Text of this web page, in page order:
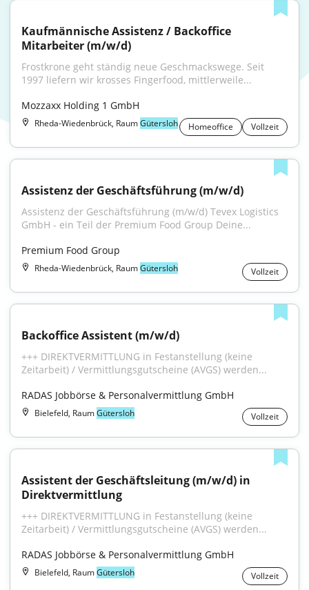
Kaufmännische Assistenz / Backoffice
Mitarbeiter (m/w/d)
Frostkrone geht ständig neue Geschmackswege. Seit
1997 liefern wir krosses Fingerfood, mittlerweile...
Mozzaxx Holding 1 GmbH
Rheda-Wiedenbrück, RaumGütersloh Homeoffice Vollzeit
Assistenz der Geschäftsführung (m/w/d)
Assistenz der Geschäftsführung (m/w/d) Tevex Logistics
GmbH - ein Teil der Premium Food Group Deine...
Premium Food Group
Rheda-Wiedenbrück, RaumGütersloh Vollzeit
Backoffice Assistent (m/w/d)
+++ DIREKTVERMITTLUNG in Festanstellung (keine
Zeitarbeit) / Vermittlungsgutscheine (AVGS) werden...
RADAS Jobbörse & Personalvermittlung GmbH
Bielefeld, RaumGütersloh Vollzeit
Assistent der Geschäftsleitung (m/w/d) in
Direktvermittlung
+++ DIREKTVERMITTLUNG in Festanstellung (keine
Zeitarbeit) / Vermittlungsgutscheine (AVGS) werden...
RADAS Jobbörse & Personalvermittlung GmbH
Bielefeld, RaumGütersloh Vollzeit